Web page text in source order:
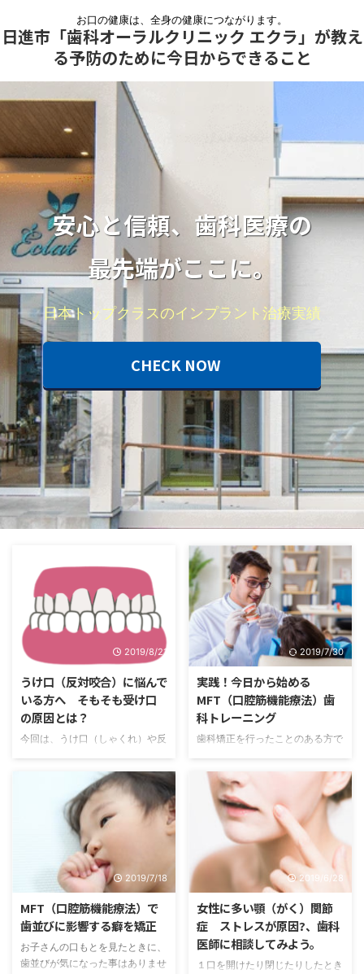
お口の健康は、全身の健康につながります。
日進市「歯科オーラルクリニック エクラ」が教え
る予防のために今日からできること
安心と信頼、歯科医療の
最先端がここに。
日本トップクラスのインプラント治療実績
CHECK NOW
2019/8/21
うけ口（反対咬合）に悩んで
いる方へ そもそも受け口
の原因とは？
今回は、うけ口（しゃくれ）や反
んでいる方のため、受け口になっ
てしまう要因や矯正治療を受ける
ことで得られるメリットについて
ご紹介します。 『受け口』に関
しては、同じ悩みを持っている人
でなければあまり馴染みのない言
葉で、耳にしたことが無いという
人も少なくないと思います。この
『受け口』というものは、正しい
噛み合わせとは逆で、下顎が上顎
より出ている状態のことを指して
います。 この状態は『しゃく
れ』などとも呼ばれることもあ
2019/7/30
実践！今日から始める
MFT（口腔筋機能療法）歯
科トレーニング
歯科矯正を行ったことのある方で
ニングを行った方もいらっしゃる
かもしれません。 その様な、お
口周り筋肉や、舌の動きなどを正
しく機能させるトレーニングを
MFT（口腔筋機能療法）といい
ます。 この記事では、MFT（口
腔筋機能療法）の具体的なメニュ
ー内容について説明します。
MFTトレーニング スポット 舌を
正しい位置に置く癖を付けるため
のトレーニングです。 木製のス
ティック（割っていない割り箸、
または、アイスの棒など）を用意
2019/7/18
MFT（口腔筋機能療法）で
歯並びに影響する癖を矯正
お子さんの口もとを見たときに、
歯並びが気になった事はありませ
2019/6/28
女性に多い顎（がく）関節
症 ストレスが原因?、歯科
医師に相談してみよう。
１口を開けたり閉じたりしたとき